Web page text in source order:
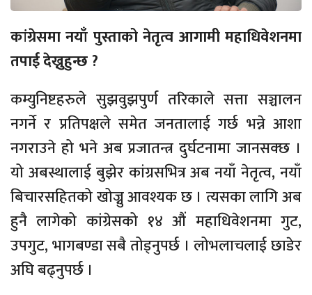
कांग्रेसमा नयाँ पुस्ताको नेतृत्व आगामी महाधिवेशनमा
तपाई देख्नुहुन्छ ?
कम्युनिष्टहरुले सुझवुझपुर्ण तरिकाले सत्ता सञ्चालन
नगर्ने र प्रतिपक्षले समेत जनतालाई गर्छ भन्ने आशा
नगराउने हो भने अब प्रजातन्त्र दुर्घटनामा जानसक्छ ।
यो अबस्थालाई बुझेर कांग्रसभित्र अब नयाँ नेतृत्व, नयाँ
बिचारसहितको खोज्नु आवश्यक छ । त्यसका लागि अब
हुनै लागेको कांग्रेसको १४ औं महाधिवेशनमा गुट,
उपगुट, भागबण्डा सबै तोड्नुपर्छ । लोभलाचलाई छाडेर
अघि बढ्नुपर्छ ।